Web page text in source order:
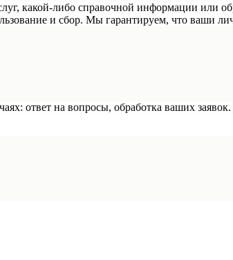
какой-либо справочной информации или
и сбор. Мы гарантируем, что ваши
ответ на вопросы, обработка ваших заявок.